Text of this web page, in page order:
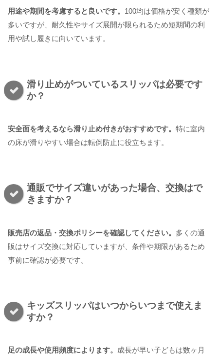
用途や期間を考慮すると良いです。 100均は価格が安く種類が
多いですが、耐久性やサイズ展開が限られるため短期間の利
用や試し履きに向いています。
滑り止めがついているスリッパは必要です
か？
安全面を考えるなら滑り止め付きがおすすめです。 特に室内
の床が滑りやすい場合は転倒防止に役立ちます。
通販でサイズ違いがあった場合、交換はで
きますか？
販売店の返品・交換ポリシーを確認してください。 多くの通
販はサイズ交換に対応していますが、条件や期限があるため
事前に確認が必要です。
キッズスリッパはいつからいつまで使えま
すか？
足の成長や使用頻度によります。
成長が早い子どもは数ヶ月